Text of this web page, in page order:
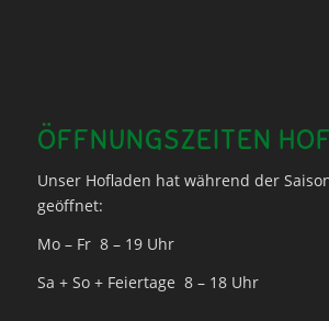
ÖFFNUNGSZEITEN
Unser Hofladen hat während der
geöffnet:
Mo – Fr 8 – 19 Uhr
Sa + So + Feiertage 8 – 18 Uhr